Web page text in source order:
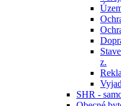
z.
SHR -